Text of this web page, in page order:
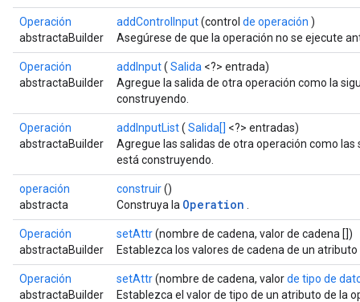
Operación
abstractaBuilder
addControlInput(control de operación )
Asegúrese de que la operación no se ejecute
Operación
abstractaBuilder
addInput( Salida <?> entrada)
Agregue la salida de otra operación como la
construyendo.
Operación
abstractaBuilder
addInputList( Salida[] <?> entradas)
Agregue las salidas de otra operación como
está construyendo.
operación
abstracta
construir()
Construya la Operation
Operación
abstractaBuilder
setAttr(nombre de cadena, valor de cadena [])
Establezca los valores de cadena de un
Operación
abstractaBuilder
setAttr(nombre de cadena, valorde tipo de
Establezca el valor de tipo de un atributo de la